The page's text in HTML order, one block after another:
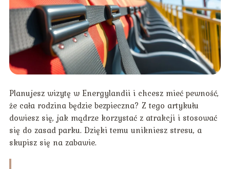
Planujesz wizytę w Energylandii i chcesz mieć pewność,
że cała rodzina będzie bezpieczna? Z tego artykułu
dowiesz się, jak mądrze korzystać z atrakcji i stosować
się do zasad parku. Dzięki temu unikniesz stresu, a
skupisz się na zabawie.